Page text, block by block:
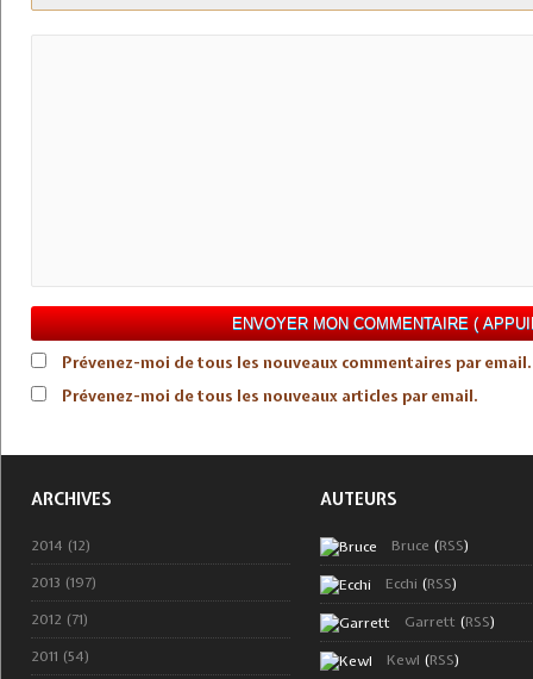
Prévenez-moi de tous les nouveaux commentaires par email.
Prévenez-moi de tous les nouveaux articles par email.
ARCHIVES
2014 (12)
2013 (197)
2012 (71)
2011 (54)
AUTEURS
Bruce (RSS)
Ecchi (RSS)
Garrett (RSS)
Kewl (RSS)